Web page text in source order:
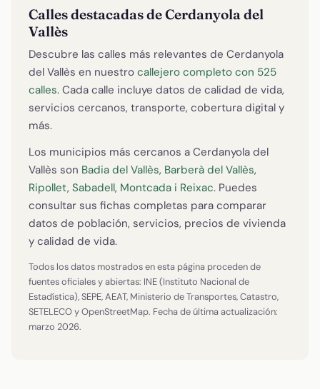
Calles destacadas de Cerdanyola del
Vallès
Descubre las calles más relevantes de Cerdanyola
del Vallès en nuestro callejero completo con 525
calles. Cada calle incluye datos de calidad de vida,
servicios cercanos, transporte, cobertura digital y
más.
Los municipios más cercanos a Cerdanyola del
Vallès son Badia del Vallès, Barberà del Vallès,
Ripollet, Sabadell, Montcada i Reixac. Puedes
consultar sus fichas completas para comparar
datos de población, servicios, precios de vivienda
y calidad de vida.
Todos los datos mostrados en esta página proceden de
fuentes oficiales y abiertas: INE (Instituto Nacional de
Estadística), SEPE, AEAT, Ministerio de Transportes, Catastro,
SETELECO y OpenStreetMap. Fecha de última actualización:
marzo 2026.